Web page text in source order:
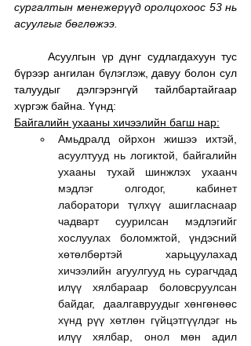
сургалтын менежерүүд оролцохоос 53 нь
асуулгыг бөглөжээ.
	Асуулгын үр дүнг судлагдахуун тус
бүрээр ангилан бүлэглэж, давуу болон сул
талуудыг дэлгэрэнгүй тайлбартайгаар
хүргэж байна. Үүнд:
Байгалийн ухааны хичээлийн багш нар:
Амьдралд ойрхон жишээ ихтэй,
асуултууд нь логиктой, байгалийн
ухааны тухай шинжлэх ухаанч
мэдлэг олгодог, кабинет
лаборатори түлхүү ашигласнаар
чадварт суурилсан мэдлэгийг
хослуулах боломжтой, үндэсний
хөтөлбөртэй харьцуулахад
хичээлийн агуулгууд нь сурагчдад
илүү хялбараар боловсруулсан
байдаг,  даалгавруудыг хөнгөнөөс
хүнд рүү хөтлөн гүйцэтгүүлдэг нь
илүү хялбар, онол мөн адил